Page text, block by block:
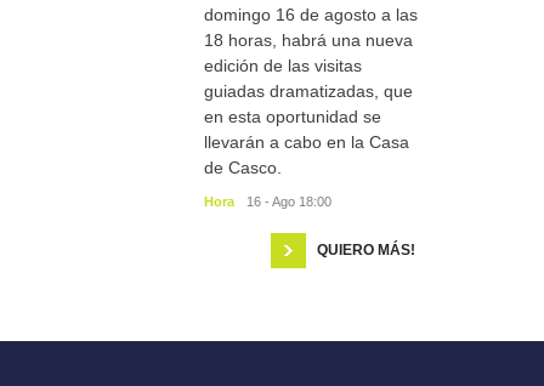
domingo 16 de agosto a las
18 horas, habrá una nueva
edición de las visitas
guiadas dramatizadas, que
en esta oportunidad se
llevarán a cabo en la Casa
de Casco.
Hora 16 - Ago 18:00
QUIERO MÁS!